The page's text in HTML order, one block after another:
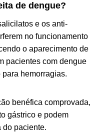
de dengue?
e os anti-
no funcionamento
o aparecimento de
pacientes com dengue
hemorragias.
benéfica comprovada,
gástrico e podem
do paciente.